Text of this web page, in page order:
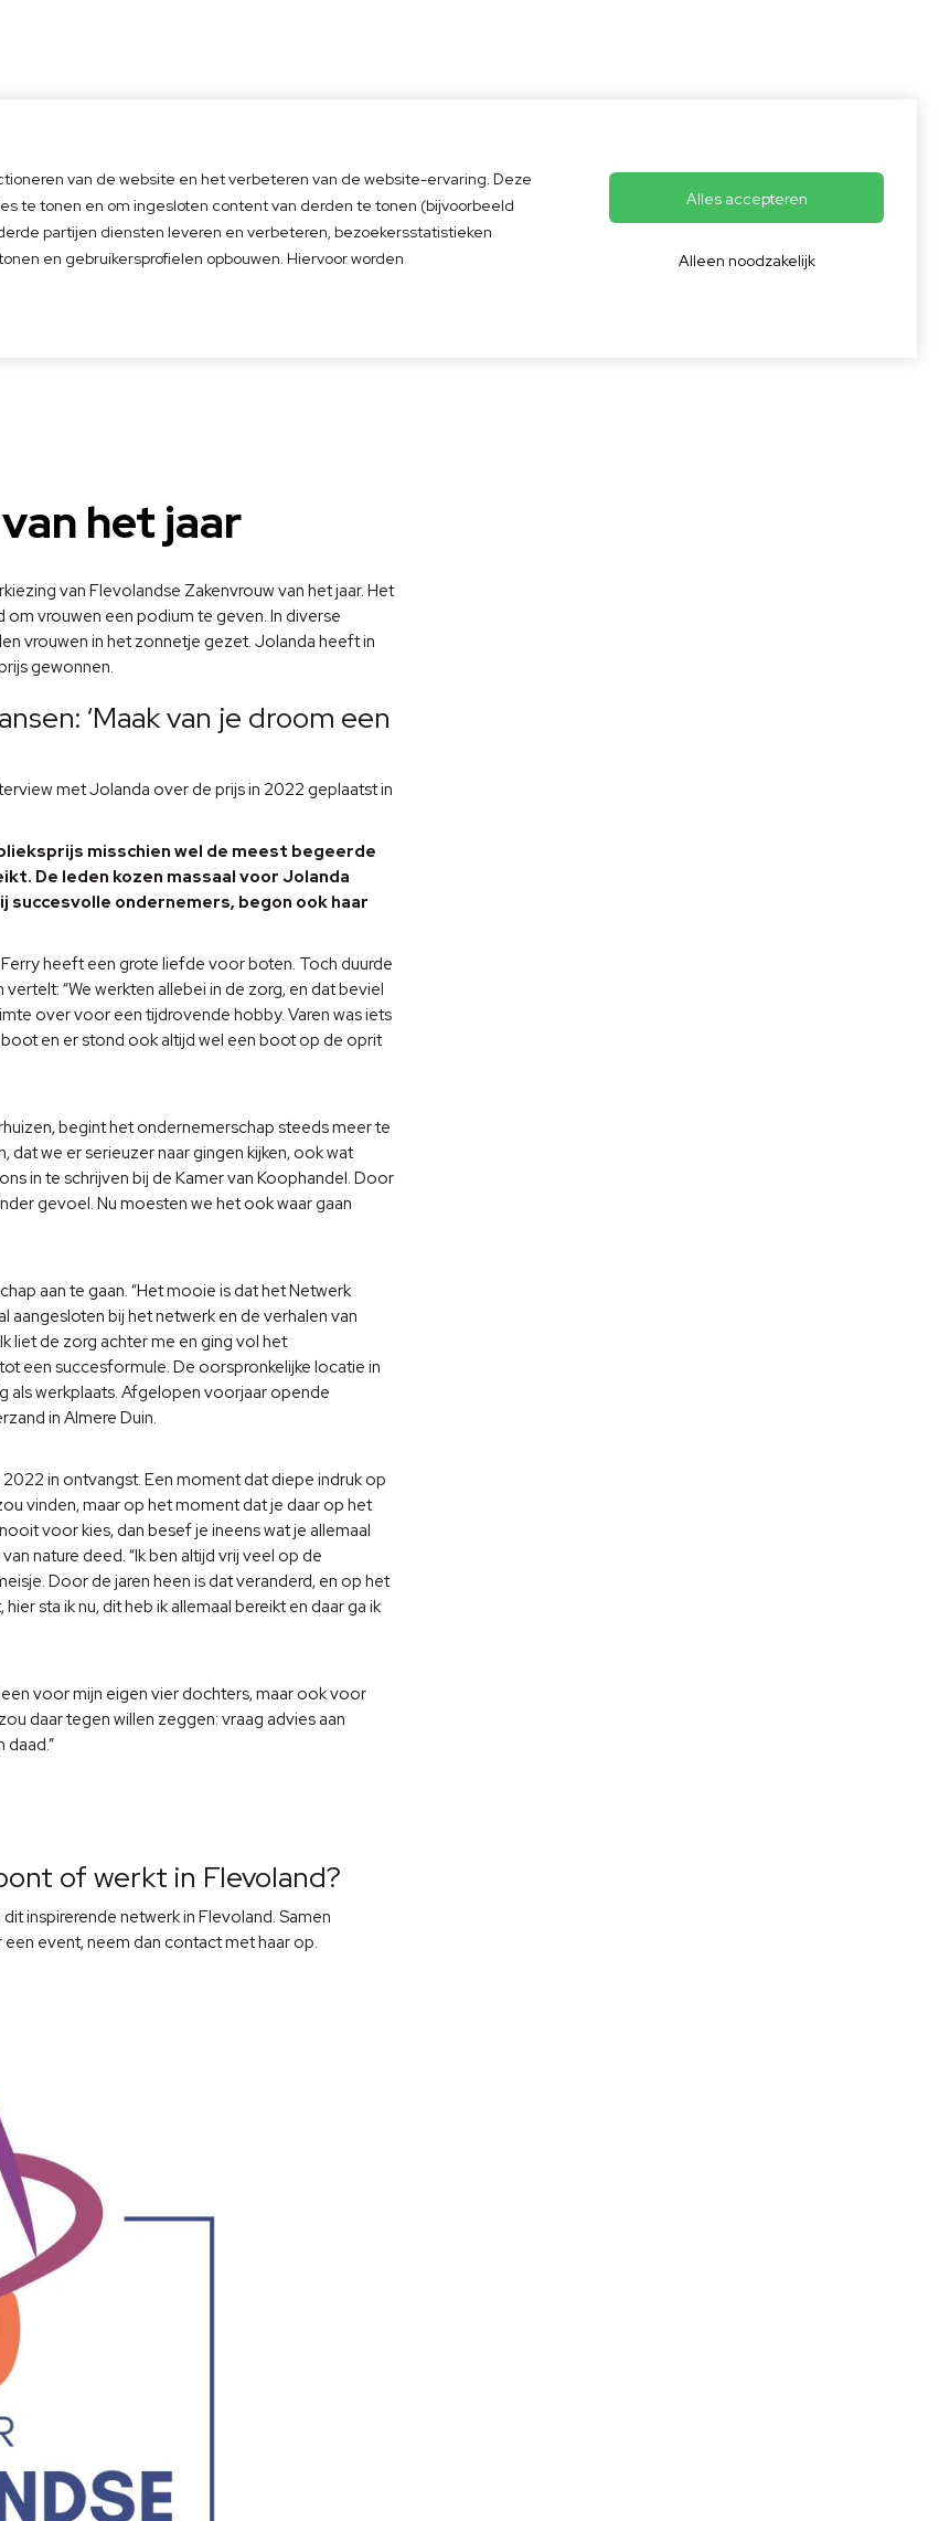
Direct een afspraak
Afspraak inplannen
Gebaseerd op125
beoordelingen
het jaar
van Flevolandse Zakenvrouw van het jaar. Het
om vrouwen een podium te geven. In diverse
vrouwen in het zonnetje gezet. Jolanda heeft in
gewonnen.
‘Maak van je droom een
met Jolanda over de prijs in 2022 geplaatst in
misschien wel de meest begeerde
De leden kozen massaal voor Jolanda
succesvolle ondernemers, begon ook haar
heeft een grote liefde voor boten. Toch duurde
“We werkten allebei in de zorg, en dat beviel
over voor een tijdrovende hobby. Varen was iets
boot en er stond ook altijd wel een boot op de oprit
begint het ondernemerschap steeds meer te
dat we er serieuzer naar gingen kijken, ook wat
in te schrijven bij de Kamer van Koophandel. Door
gevoel. Nu moesten we het ook waar gaan
aan te gaan. “Het mooie is dat het Netwerk
aangesloten bij het netwerk en de verhalen van
liet de zorg achter me en ging vol het
een succesformule. De oorspronkelijke locatie in
werkplaats. Afgelopen voorjaar opende
in Almere Duin.
in ontvangst. Een moment dat diepe indruk op
vinden, maar op het moment dat je daar op het
voor kies, dan besef je ineens wat je allemaal
nature deed. “Ik ben altijd vrij veel op de
Door de jaren heen is dat veranderd, en op het
sta ik nu, dit heb ik allemaal bereikt en daar ga ik
voor mijn eigen vier dochters, maar ook voor
daar tegen willen zeggen: vraag advies aan
daad.”
of werkt in Flevoland?
inspirerende netwerk in Flevoland. Samen
event, neem dan contact met haar op.
van de website en het verbeteren van de website-ervaring. Deze
te tonen en om ingesloten content van derden te tonen (bijvoorbeeld
partijen diensten leveren en verbeteren, bezoekersstatistieken
en gebruikersprofielen opbouwen. Hiervoor worden
Alles accepteren
Alleen noodzakelijk